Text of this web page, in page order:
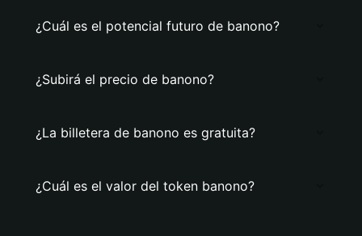
¿Cuál es el potencial futuro de banono?
¿Subirá el precio de banono?
¿La billetera de banono es gratuita?
¿Cuál es el valor del token banono?